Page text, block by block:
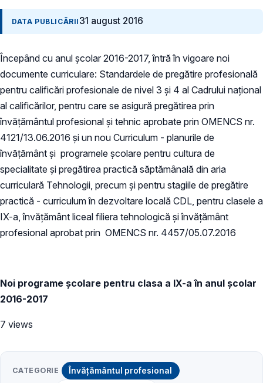
DATA PUBLICĂRII 31 august 2016
Începând cu anul școlar 2016-2017, întră în vigoare noi
documente curriculare: Standardele de pregătire profesională
pentru calificări profesionale de nivel 3 și 4 al Cadrului național
al calificărilor, pentru care se asigură pregătirea prin
învățământul profesional și tehnic aprobate prin OMENCS nr.
4121/13.06.2016 și un nou Curriculum - planurile de
învăţământ şi programele şcolare pentru cultura de
specialitate şi pregătirea practică săptămânală din aria
curriculară Tehnologii, precum şi pentru stagiile de pregătire
practică - curriculum în dezvoltare locală CDL, pentru clasele a
IX-a, învăţământ liceal filiera tehnologică şi învăţământ
profesional aprobat prin OMENCS nr. 4457/05.07.2016
Noi programe școlare pentru clasa a IX-a în anul școlar
2016-2017
7 views
CATEGORIE Învățământul profesional